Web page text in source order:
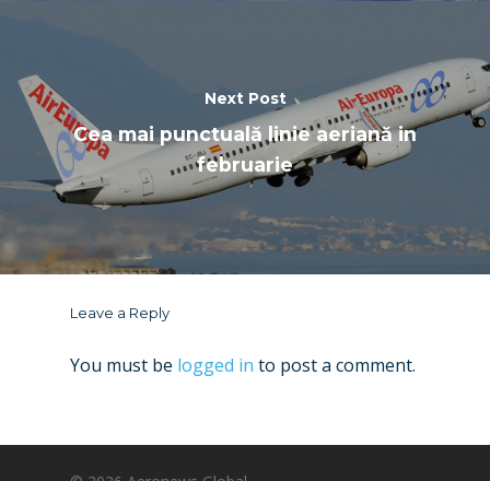
Next Post
Cea mai punctuală linie aeriană in
februarie
Leave a Reply
You must be logged in to post a comment.